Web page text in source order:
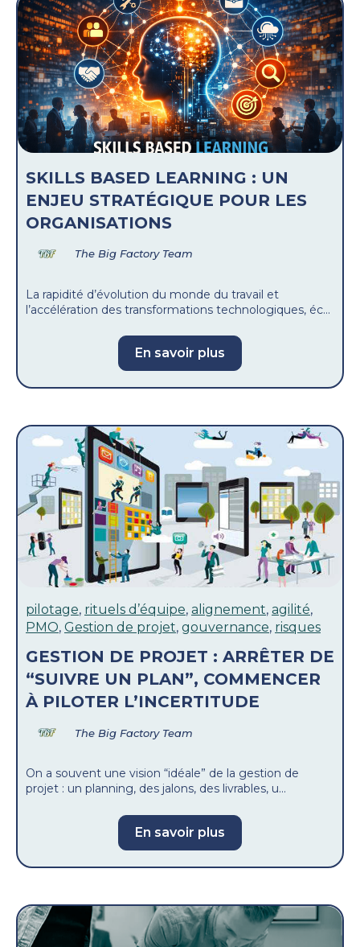
SKILLS BASED LEARNING : UN
ENJEU STRATÉGIQUE POUR LES
ORGANISATIONS
The Big Factory Team
La rapidité d’évolution du monde du travail et
l’accélération des transformations technologiques, éc...
En savoir plus
pilotage, rituels d’équipe, alignement, agilité,
PMO, Gestion de projet, gouvernance, risques
GESTION DE PROJET : ARRÊTER DE
“SUIVRE UN PLAN”, COMMENCER
À PILOTER L’INCERTITUDE
The Big Factory Team
On a souvent une vision “idéale” de la gestion de
projet : un planning, des jalons, des livrables, u...
En savoir plus